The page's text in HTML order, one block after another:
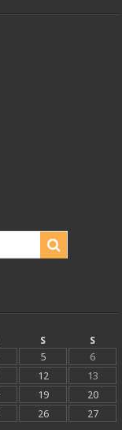
S
S
5
6
12
13
19
20
26
27